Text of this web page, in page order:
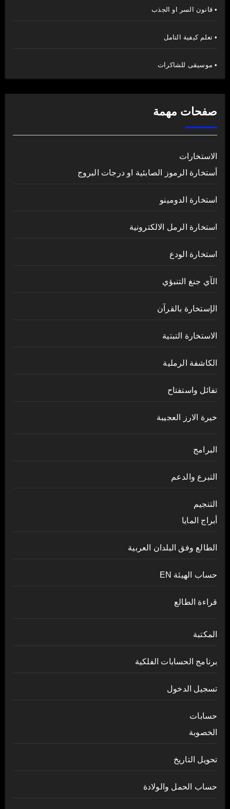
• قانون السر او الجذب
• تعلم كيفية التامل
• موسيقى للشاكرات
صفحات مهمة
الاستخارات
أستخارة الرموز الصابئية او درجات البروج
استخارة الدومينو
استخارة الرمل الالكترونية
استخارة الودع
الآي جنغ التنبؤي
الإستخارة بالقرآن
الاستخارة التبتية
الكاشفة الرملية
تفائل واستفتاح
خيرة الارز العجيبة
البرامج
التبرع والدعم
التنجيم
أبراج المايا
الطالع وفق البلدان العربية
حساب الهيئة EN
قراءة الطالع
المكتبة
برنامج الحسابات الفلكية
تسجيل الدخول
حسابات
الخصوبة
تحويل التاريخ
حساب الحمل والولادة